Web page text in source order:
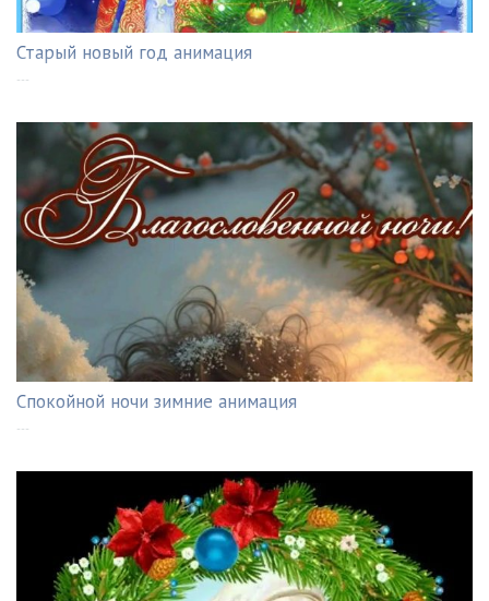
Старый новый год анимация
---
Спокойной ночи зимние анимация
---